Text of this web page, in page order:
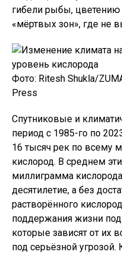
гибели рыбы,
«мёртвых зон», где не
Фото: Ritesh Shukla/
Press
Спутниковые и
период с 1985-го по
16 тысяч рек по всему
кислород. В среднем
миллиграмма
десятилетие, а без
растворённого
поддержания жизни
которые зависят от их
под серьёзной